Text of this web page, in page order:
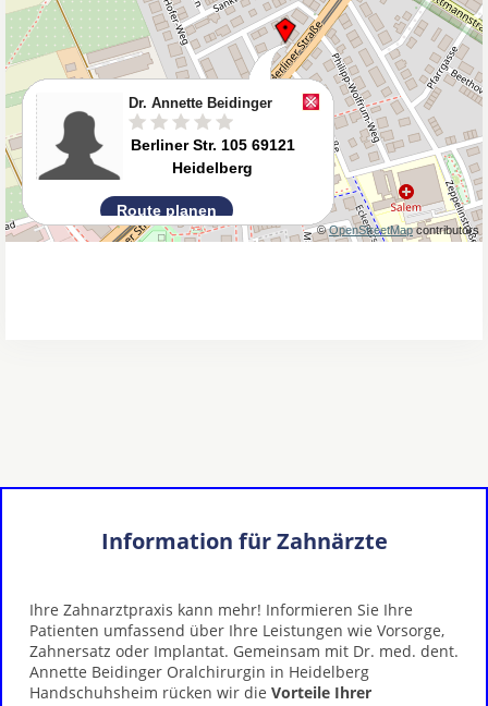
Information für Zahnärzte
Ihre Zahnarztpraxis kann mehr! Informieren Sie Ihre
Patienten umfassend über Ihre Leistungen wie Vorsorge,
Zahnersatz oder Implantat. Gemeinsam mit Dr. med. dent.
Annette Beidinger Oralchirurgin in Heidelberg
Handschuhsheim rücken wir die Vorteile Ihrer